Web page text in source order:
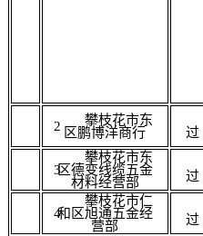
2
攀枝花市东
区鹏博洋商行
过
3
攀枝花市东
区德变线缆五金
材料经营部
过
4
攀枝花市仁
和区旭通五金经
营部
过